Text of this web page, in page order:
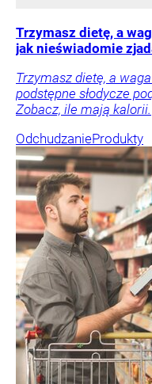
Trzymasz dietę, a
jak nieświadomie
Trzymasz dietę, a
podstępne słodycze
Zobacz, ile mają kalorii.
OdchudzanieProdukty